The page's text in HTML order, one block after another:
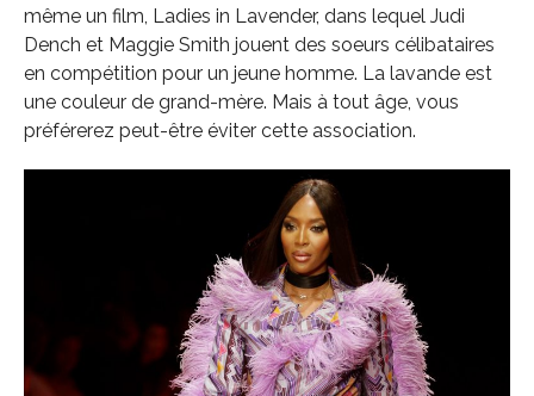
même un film, Ladies in Lavender, dans lequel Judi
Dench et Maggie Smith jouent des soeurs célibataires
en compétition pour un jeune homme. La lavande est
une couleur de grand-mère. Mais à tout âge, vous
préférerez peut-être éviter cette association.